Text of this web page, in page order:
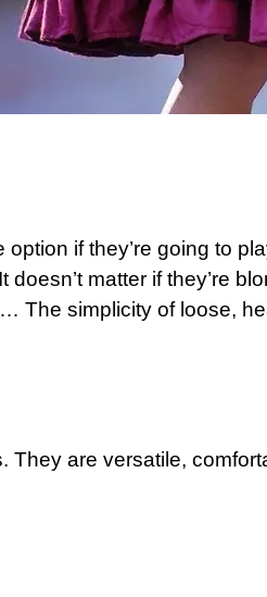
option if they’re going to
doesn’t matter if they’re
The simplicity of loose,
They are versatile,